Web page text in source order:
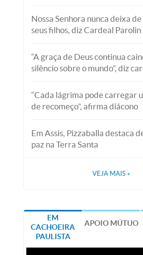
Nossa Senhora nunca deixa
seus filhos, diz Cardeal Parolin
“A graça de Deus continua
silêncio sobre o mundo”, diz
“Cada lágrima pode carregar
de recomeço”, afirma diácono
Em Assis, Pizzaballa destaca
paz na Terra Santa
VEJA MAIS »
EM
CACHOEIRA
PAULISTA
APOIO MÚTUO